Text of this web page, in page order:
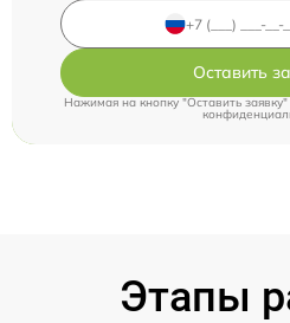
Оставить
Нажимая на кнопку "Оставить
Этапы